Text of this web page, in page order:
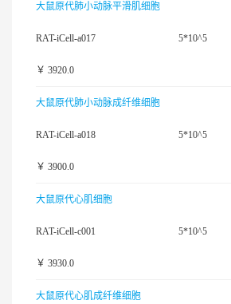
大鼠原代肺小动脉平滑肌细胞
RAT-iCell-a017 5*10^5
￥ 3920.0
大鼠原代肺小动脉成纤维细胞
RAT-iCell-a018 5*10^5
￥ 3900.0
大鼠原代心肌细胞
RAT-iCell-c001 5*10^5
￥ 3930.0
大鼠原代心肌成纤维细胞